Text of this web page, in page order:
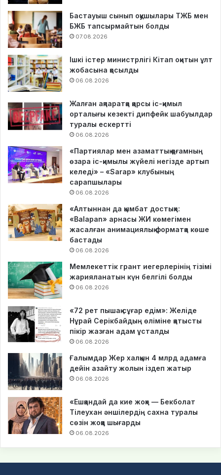
Бастауыш сынып оқушылары ТЖБ мен
БЖБ тапсырмайтын болды
07.08.2026
Ішкі істер министрлігі Кітап оқитын ұлт
жобасына қосылды
06.08.2026
Жалған ақпаратқа қарсы іс-қимыл
орталығы кезекті дипфейк шабуылдар
туралы ескертті
06.08.2026
«Партиялар мен азаматтық қоғамның
өзара іс-қимылы жүйелі негізде артып
келеді» – «Sarap» клубының
сарапшылары
06.08.2026
«Алтыннан да қымбат достық»:
«Balapan» арнасы ЖИ көмегімен
жасалған анимациялық форматқа көше
бастады
06.08.2026
Мемлекеттік грант иегерлерінің тізімі
жарияланатын күн белгілі болды
06.08.2026
«72 рет пышақ сұғар едім»: Желіде
Нұрай Серікбайдың өліміне қатысты
пікір жазған адам ұсталды
06.08.2026
Ғалымдар Жер халқын 4 млрд адамға
дейін азайту жолын іздеп жатыр
06.08.2026
«Ешқандай да кие жоқ» — Бекболат
Тілеухан әншілердің сахна туралы
сөзін жоққа шығарды
06.08.2026